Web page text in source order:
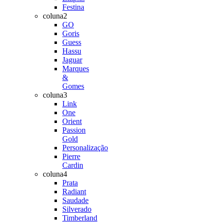
Festina
coluna2
GO
Goris
Guess
Hassu
Jaguar
Marques
&
Gomes
coluna3
Link
One
Orient
Passion
Gold
Personalização
Pierre
Cardin
coluna4
Prata
Radiant
Saudade
Silverado
Timberland